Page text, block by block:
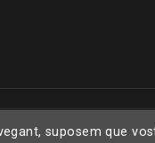
suposem que